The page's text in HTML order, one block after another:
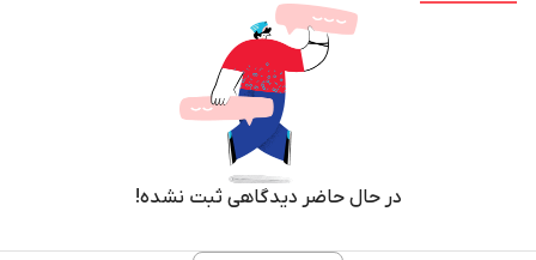
در حال حاضر دیدگاهی ثبت نشده!